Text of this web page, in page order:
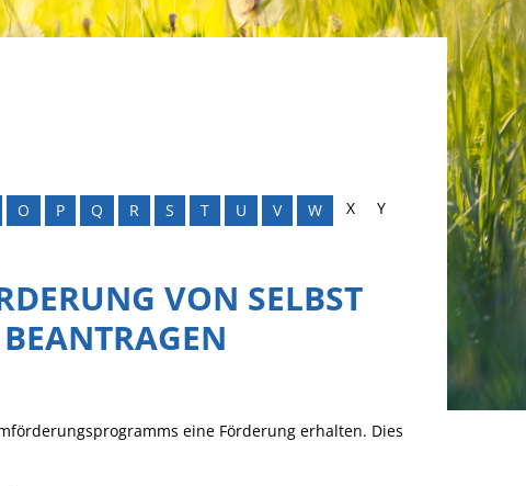
O P Q R S T U V W X
Y
VON SELBST
eine Förderung erhalten. Dies